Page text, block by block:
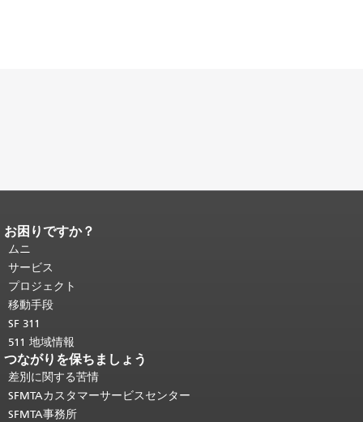
ページコンテンツの終わり。
ジの残りの部分はすべてのページで繰
り返されます。
頭に戻る。
お困りですか？
ムニ
サービス
プロジェクト
移動手段
SF 311
511 地域情報
つながりを保ちましょう
差別に関する苦情
SFMTAカスタマーサービスセンター
SFMTA事務所